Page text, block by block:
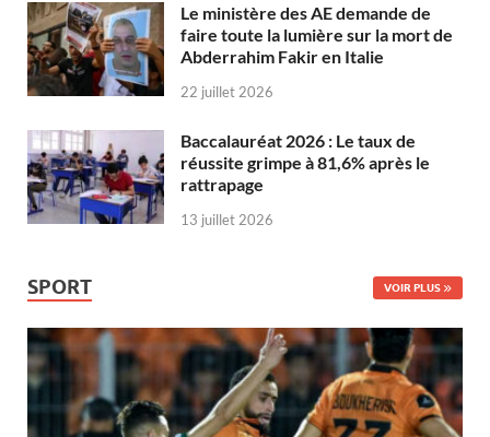
Le ministère des AE demande de
faire toute la lumière sur la mort de
Abderrahim Fakir en Italie
22 juillet 2026
Baccalauréat 2026 : Le taux de
réussite grimpe à 81,6% après le
rattrapage
13 juillet 2026
SPORT VOIR PLUS